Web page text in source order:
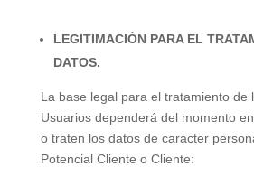
LEGITIMACIÓN PARA EL
DATOS.
La base legal para el tratamiento de
Usuarios dependerá del momento
o traten los datos de carácter
Potencial Cliente o Cliente: